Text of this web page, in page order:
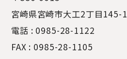
宮崎県宮崎市大工2丁目145-1
電話 : 0985-28-1122
FAX : 0985-28-1105